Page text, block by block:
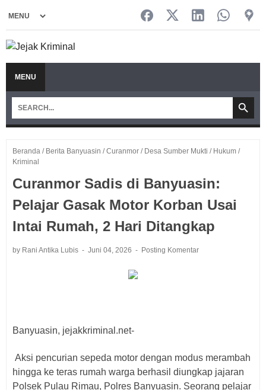
MENU
Beranda / Berita Banyuasin /Curanmor / Desa Sumber Mukti / Hukum /
Kriminal
Curanmor Sadis di Banyuasin:
Pelajar Gasak Motor Korban Usai
Intai Rumah, 2 Hari Ditangkap
by Rani Antika Lubis Juni 04, 2026 Posting Komentar
Banyuasin, jejakkriminal.net-
Aksi pencurian sepeda motor dengan modus merambah
hingga ke teras rumah warga berhasil diungkap jajaran
Polsek Pulau Rimau, Polres Banyuasin. Seorang pelajar